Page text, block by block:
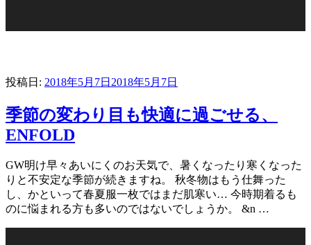
投稿日: 2018年5月7日 2018年5月7日
季節の変わり目も快適に過ごせる、
ENFOLD
GW明け早々あいにくのお天気で、暑くなったり寒くなった
りと不安定な季節が続きますね。 秋冬物はもう仕舞った
し、かといって春夏服一枚ではまだ肌寒い… 今時期着るも
のに悩まれる方も多いのではないでしょうか。 &n …